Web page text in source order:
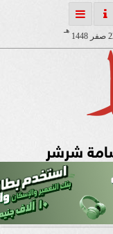
1448
هـ
شرشر